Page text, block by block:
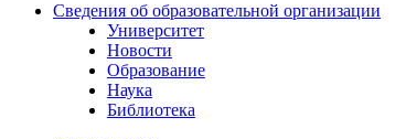
Сведения об образовательной организации
Университет
Новости
Образование
Наука
Библиотека